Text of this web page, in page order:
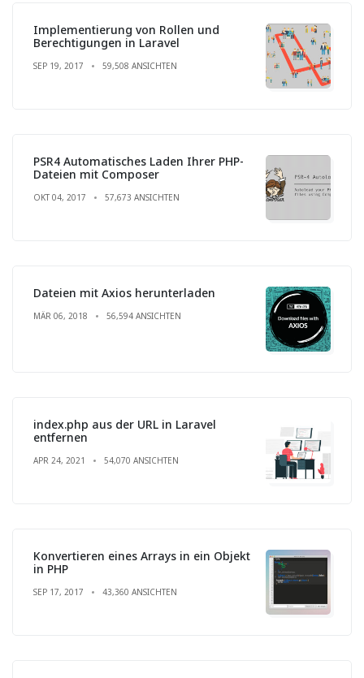
Implementierung von Rollen und
Berechtigungen in Laravel
SEP 19, 2017 59,508 ANSICHTEN
PSR4 Automatisches Laden Ihrer PHP-
Dateien mit Composer
OKT 04, 2017 57,673 ANSICHTEN
Dateien mit Axios herunterladen
MÄR 06, 2018 56,594 ANSICHTEN
index.php aus der URL in Laravel
entfernen
APR 24, 2021 54,070 ANSICHTEN
Konvertieren eines Arrays in ein Objekt
in PHP
SEP 17, 2017 43,360 ANSICHTEN